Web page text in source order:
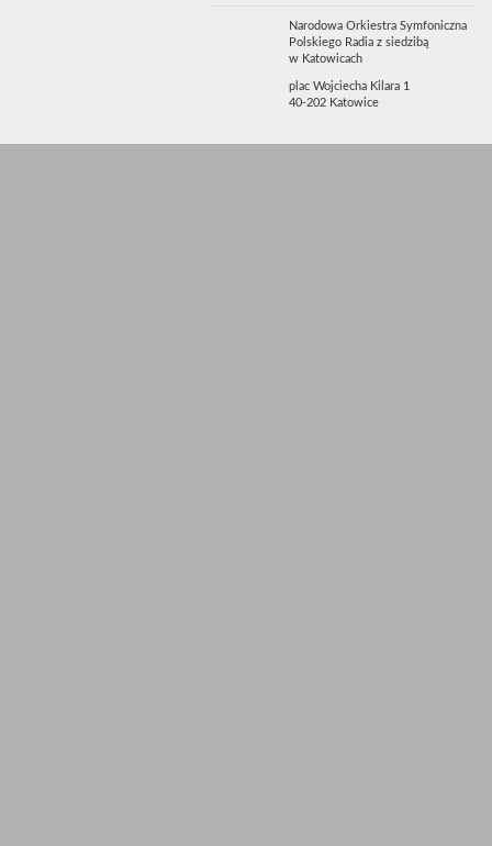
Narodowa Orkiestra Symfoniczna
Polskiego Radia z siedzibą
w Katowicach
plac Wojciecha Kilara 1
40-202 Katowice